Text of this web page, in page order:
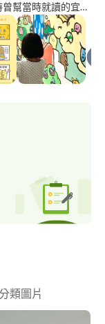
幫當時就讀的宜蘭
不斷地發展對畫畫
；執行過許多類型
、業配合作、海報
計、傳單設計、刊
場設計。
類圖片